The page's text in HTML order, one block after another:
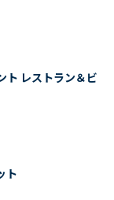
ト レストラン＆ビ
ト